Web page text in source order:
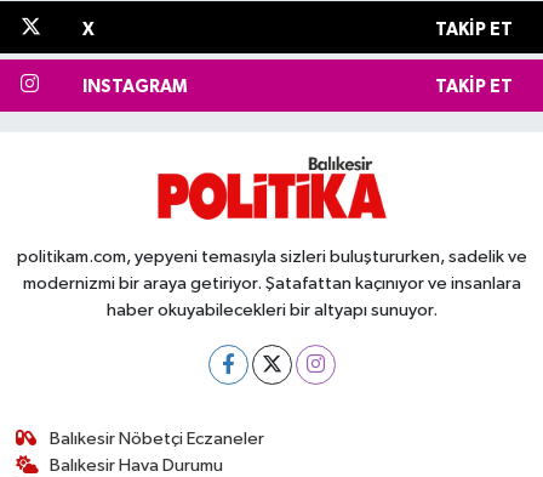
X TAKIP ET
INSTAGRAM TAKIP ET
politikam.com, yepyeni temasıyla sizleri buluştururken, sadelik ve
modernizmi bir araya getiriyor. Şatafattan kaçınıyor ve insanlara
haber okuyabilecekleri bir altyapı sunuyor.
Balıkesir Nöbetçi Eczaneler
Balıkesir Hava Durumu